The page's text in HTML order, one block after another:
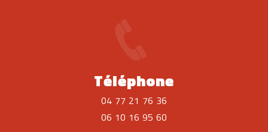
Téléphone
04 77 21 76 36
06 10 16 95 60